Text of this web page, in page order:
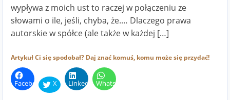
wypływa z moich ust to raczej w połączeniu ze
słowami o ile, jeśli, chyba, że.… Dlaczego prawa
autorskie w spółce (ale także w każdej […]
Artykuł Ci się spodobał? Daj znać komuś, komu może się przydać!
Facebook X LinkedInWhatsApp